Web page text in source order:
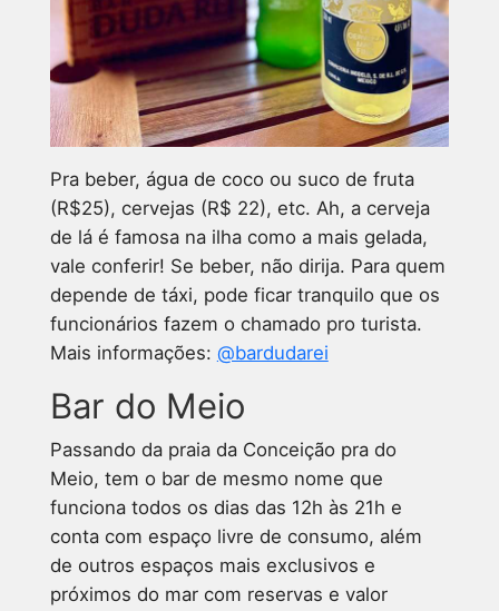
Pra beber, água de coco ou suco de fruta
(R$25), cervejas (R$ 22), etc. Ah, a cerveja
de lá é famosa na ilha como a mais gelada,
vale conferir! Se beber, não dirija. Para quem
depende de táxi, pode ficar tranquilo que os
funcionários fazem o chamado pro turista.
Mais informações: @bardudarei
Bar do Meio
Passando da praia da Conceição pra do
Meio, tem o bar de mesmo nome que
funciona todos os dias das 12h às 21h e
conta com espaço livre de consumo, além
de outros espaços mais exclusivos e
próximos do mar com reservas e valor